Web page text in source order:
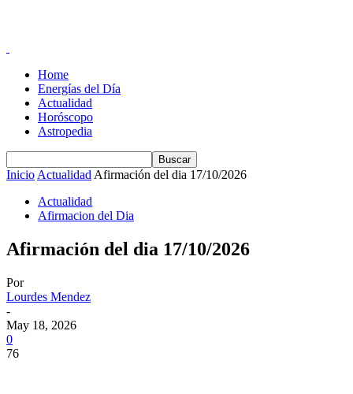
Home
Energías del Día
Actualidad
Horóscopo
Astropedia
Inicio Actualidad Afirmación del dia 17/10/2026
Actualidad
Afirmacion del Dia
Afirmación del dia 17/10/2026
Por
Lourdes Mendez
-
May 18, 2026
0
76